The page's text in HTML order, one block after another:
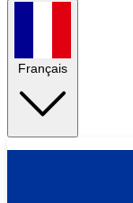
Français